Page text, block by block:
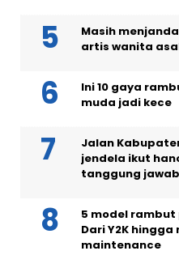
Masih
artis wanita
Ini 10 gaya
muda jadi kece
Jalan
jendela ikut
tanggung jawab
5 model rambut
Dari Y2K
maintenance